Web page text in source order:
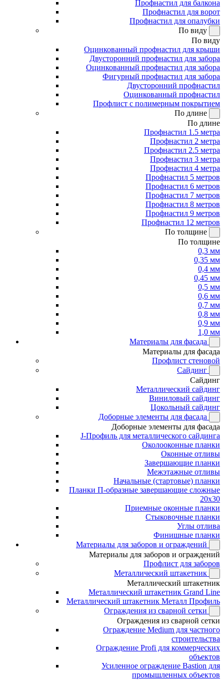
Профнастил для балкона
Профнастил для ворот
Профнастил для опалубки
По виду
По виду
Оцинкованный профнастил для крыши
Двусторонний профнастил для забора
Оцинкованный профнастил для забора
Фигурный профнастил для забора
Двусторонний профнастил
Оцинкованный профнастил
Профлист с полимерным покрытием
По длине
По длине
Профнастил 1.5 метра
Профнастил 2 метра
Профнастил 2.5 метра
Профнастил 3 метра
Профнастил 4 метра
Профнастил 5 метров
Профнастил 6 метров
Профнастил 7 метров
Профнастил 8 метров
Профнастил 9 метров
Профнастил 12 метров
По толщине
По толщине
0,3 мм
0,35 мм
0,4 мм
0,45 мм
0,5 мм
0,6 мм
0,7 мм
0,8 мм
0,9 мм
1,0 мм
Материалы для фасада
Материалы для фасада
Профлист стеновой
Сайдинг
Сайдинг
Металлический сайдинг
Виниловый сайдинг
Цокольный сайдинг
Доборные элементы для фасада
Доборные элементы для фасада
J-Профиль для металлического сайдинга
Околооконные планки
Оконные отливы
Завершающие планки
Межэтажные отливы
Начальные (стартовые) планки
Планки П-образные завершающие сложные
20x30
Приемные оконные планки
Стыковочные планки
Углы отлива
Финишные планки
Материалы для заборов и ограждений
Материалы для заборов и ограждений
Профлист для заборов
Металлический штакетник
Металлический штакетник
Металлический штакетник Grand Line
Металлический штакетник Металл Профиль
Ограждения из сварной сетки
Ограждения из сварной сетки
Ограждение Medium для частного
строительства
Ограждение Profi для коммерческих
объектов
Усиленное ограждение Bastion для
промышленных объектов